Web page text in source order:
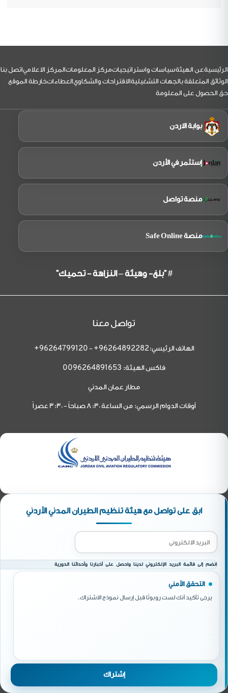
التذييل
الرئيسيةعن الهيئةسياسات واستراتيجياتمركز المعلوماتالمركز الاعلامياتصل بنا
الوثائق المتعلقة بالجهات التشغيليةالاقتراحات والشكاويالعطاءاتخارطة الموقع
حق الحصول على المعلومة
بوابة الاردن
إستثمر في الأردن
منصة تواصل
منصة Safe Online
# "بلغ- وهيئة – النزاهة - تحميك"
تواصل معنا
الهاتف الرئيسي: 96264892282+
-
96264799120+
فاكس الهيئة: 0096264891653
مطار عمان المدني
أوقات الدوام الرسمي: من الساعة 8:30 صباحاً - 3:30 عصراً
ابق على تواصل مع هيئة تنظيم الطيران المدني الأردني
انضم إلى قائمة البريد الإلكتروني لدينا واحصل على أخبارنا وأحداثنا الدورية
التحقق الأمني
يرجى تأكيد أنك لست روبوتًا قبل إرسال نموذج الاشتراك.